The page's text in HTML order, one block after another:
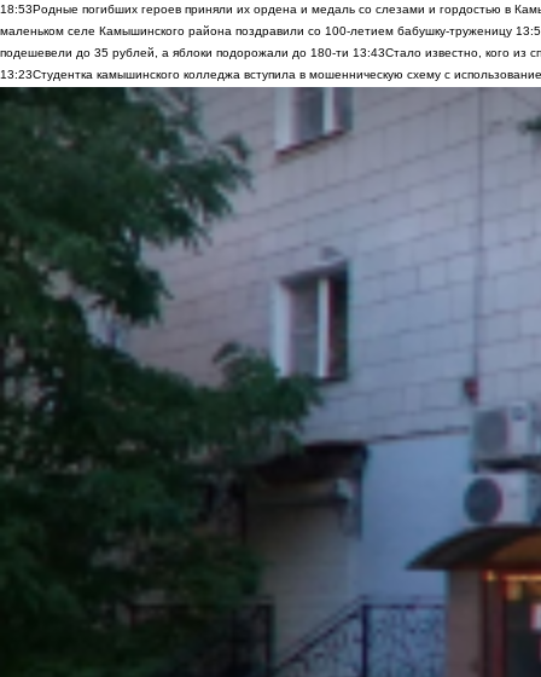
18:53Родные погибших героев приняли их ордена и медаль со слезами и гордостью в
маленьком селе Камышинского района поздравили со 100-летием бабушку-труженицу
подешевели до 35 рублей, а яблоки подорожали до 180-ти 13:43Стало известно, кого из
13:23Студентка камышинского колледжа вступила в мошенническую схему с